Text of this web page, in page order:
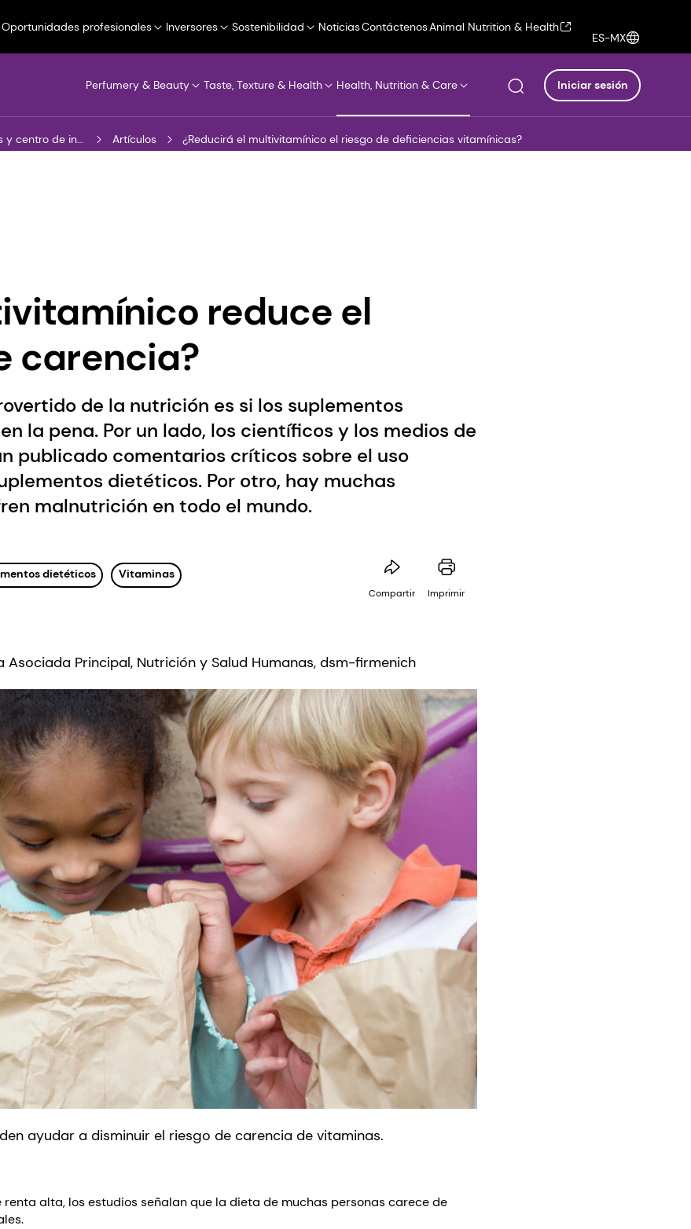
Oportunidades profesionales Inversores Sostenibilidad NoticiasContáctenosAnimal Nutrition & Health
ES-MX
Perfumery & Beauty Taste, Texture & Health Health, Nutrition & Care Iniciar sesión
Noticias y centro de información Artículos ¿Reducirá el multivitamínico el riesgo de deficiencias vitamínicas?
reduce el
carencia?
de la nutrición es si los suplementos
la pena. Por un lado, los científicos y los medios de
publicado comentarios críticos sobre el uso
dietéticos. Por otro, hay muchas
malnutrición en todo el mundo.
dietéticos Vitaminas
Compartir Imprimir
Asociada Principal, Nutrición y Salud Humanas, dsm-firmenich
ayudar a disminuir el riesgo de carencia de vitaminas.
renta alta, los estudios señalan que la dieta de muchas personas carece de